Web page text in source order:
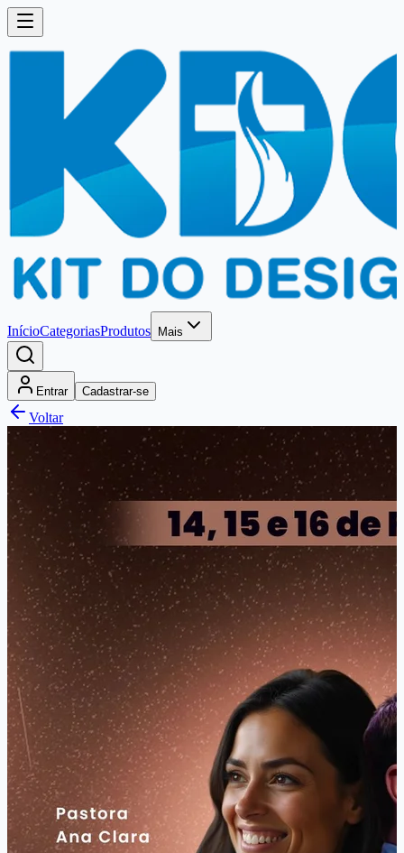
InícioCategoriasProdutos Mais
Entrar Cadastrar-se
Voltar